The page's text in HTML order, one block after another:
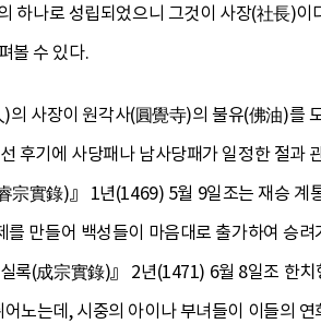
하나로 성립되었으니 그것이 사장(社長)
볼 수 있다.
사장이 원각사(圓覺寺)의 불유(佛油)를
후기에 사당패나 남사당패가 일정한 절과
宗實錄)』 1년(1469) 5월 9일조는 재승 계
만들어 백성들이 마음대로 출가하여 승
록(成宗實錄)』 2년(1471) 6월 8일조 한
노는데, 시중의 아이나 부녀들이 이들의